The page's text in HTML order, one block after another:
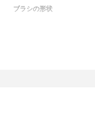
ブラシの形状